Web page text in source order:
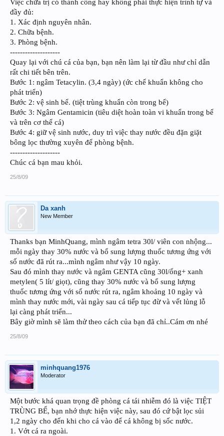
Việc chữa trị có thành công hay không phải thực hiện trình tự và
đầy đủ:
1. Xác định nguyên nhân.
2. Chữa bệnh.
3. Phòng bệnh.
--------------------
Quay lại với chú cá của bạn, bạn nên làm lại từ đầu như chỉ dẫn
rất chi tiết bên trên.
Bước 1: ngâm Tetacylin. (3,4 ngày) (ức chế khuẩn không cho
phát triển)
Bước 2: vệ sinh bể. (tiệt trùng khuẩn còn trong bể)
Bước 3: Ngâm Gentamicin (tiêu diệt hoàn toàn vi khuẩn trong bể
và trên cơ thể cá)
Bước 4: giữ vệ sinh nước, duy trì việc thay nước đều đặn giặt
bông lọc thường xuyên để phòng bệnh.
--------------------
Chúc cá bạn mau khỏi.
25/8/09
Da xanh
New Member
Thanks bạn MinhQuang, mình ngâm tetra 30l/ viên con nhộng...
mỗi ngày thay 30% nước và bổ sung lượng thuốc tương ứng với
số nước đã rút ra...mình ngâm như vậy 10 ngày.
Sau đó mình thay nước và ngâm GENTA cũng 30l/ống+ xanh
metylen( 5 lít/ giọt), cũng thay 30% nước và bổ sung lượng
thuốc tương ứng với số nước rút ra, ngâm khoảng 10 ngày và
mình thay nước mới, vài ngày sau cá tiếp tục đừ và vết lủng lỗ
lại càng phát triển...
Bây giờ mình sẽ làm thử theo cách của bạn đã chỉ..Cám ơn nhé
25/8/09
minhquang1976
Moderator
Một bước khá quan trọng đề phòng cá tái nhiễm đó là việc TIỆT
TRÙNG BỂ, bạn nhớ thực hiện việc này, sau đó cứ bật lọc sủi
1,2 ngày cho đến khi cho cá vào để cá không bị sốc nước.
1. Vớt cá ra ngoài.